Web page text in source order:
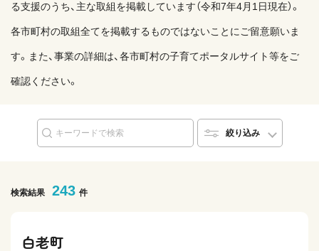
る支援のうち、主な取組を掲載しています（令和7年4月1日現在）。
各市町村の取組全てを掲載するものではないことにご留意願いま
す。また、事業の詳細は、各市町村の子育てポータルサイト等をご
確認ください。
絞り込み
検索結果 243 件
白老町